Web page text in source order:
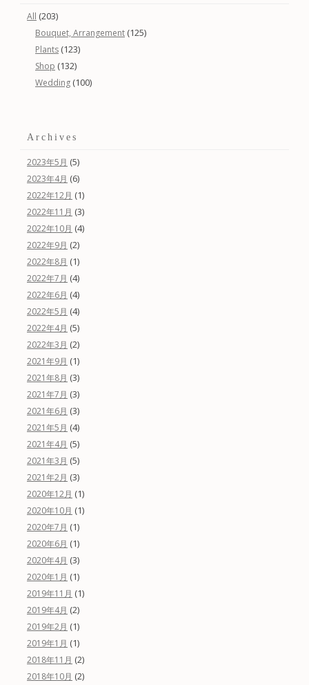
All (203)
Bouquet, Arrangement (125)
Plants (123)
Shop (132)
Wedding (100)
Archives
2023年5月 (5)
2023年4月 (6)
2022年12月 (1)
2022年11月 (3)
2022年10月 (4)
2022年9月 (2)
2022年8月 (1)
2022年7月 (4)
2022年6月 (4)
2022年5月 (4)
2022年4月 (5)
2022年3月 (2)
2021年9月 (1)
2021年8月 (3)
2021年7月 (3)
2021年6月 (3)
2021年5月 (4)
2021年4月 (5)
2021年3月 (5)
2021年2月 (3)
2020年12月 (1)
2020年10月 (1)
2020年7月 (1)
2020年6月 (1)
2020年4月 (3)
2020年1月 (1)
2019年11月 (1)
2019年4月 (2)
2019年2月 (1)
2019年1月 (1)
2018年11月 (2)
2018年10月 (2)